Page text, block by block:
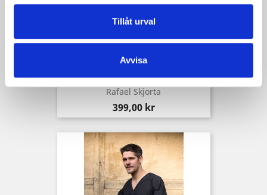
Tillåt urval
Avvisa
Rafael Skjorta
Pris
399,00 kr